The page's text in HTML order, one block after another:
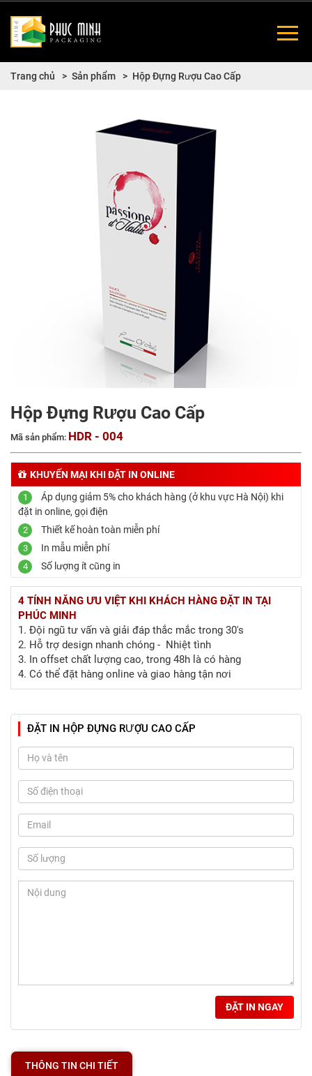
Trang chủ Sản phẩm Hộp Đựng Rượu Cao Cấp
Hộp Đựng Rượu Cao Cấp
Mã sản phẩm: HDR - 004
KHUYẾN MẠI KHI ĐẶT IN ONLINE
1
Áp dụng giảm 5% cho khách hàng (ở khu vực Hà Nội) khi
đặt in online, gọi điện
2 Thiết kế hoàn toàn miễn phí
3 In mẫu miễn phí
4 Số lượng ít cũng in
4 TÍNH NĂNG ƯU VIỆT KHI KHÁCH HÀNG ĐẶT IN TẠI
PHÚC MINH
1. Đội ngũ tư vấn và giải đáp thắc mắc trong 30's
2. Hỗ trợ design nhanh chóng - Nhiệt tình
3. In offset chất lượng cao, trong 48h là có hàng
4. Có thể đặt hàng online và giao hàng tận nơi
ĐẶT IN HỘP ĐỰNG RƯỢU CAO CẤP
ĐẶT IN NGAY
THÔNG TIN CHI TIẾT